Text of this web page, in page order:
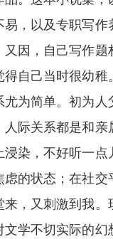
，以及专职写
又因，自己写作
自己当时很幼
为简单。初为
际关系都是和
染，不好听一
的状态；在社
来，又刺激到我
学不切实际的